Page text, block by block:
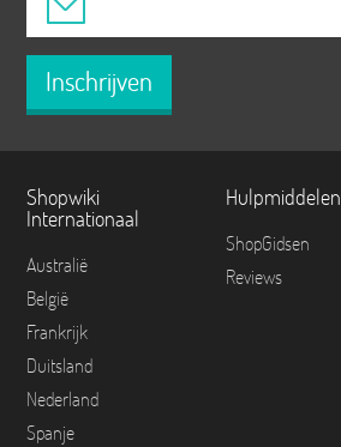
Inschrijven
Shopwiki
Internationaal
Australië
België
Frankrijk
Duitsland
Nederland
Spanje
Hulpmiddelen
ShopGidsen
Reviews